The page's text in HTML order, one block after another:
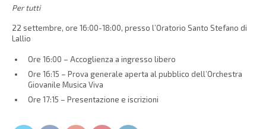
Per tutti
22 settembre, ore 16:00-18:00, presso l’Oratorio Santo Stefano di
Lallio
Ore 16:00 – Accoglienza a ingresso libero
Ore 16:15 – Prova generale aperta al pubblico dell’Orchestra
Giovanile Musica Viva
Ore 17:15 – Presentazione e iscrizioni